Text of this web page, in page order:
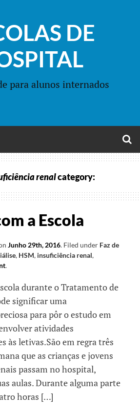
DE
para alunos internados
renalcategory:
a Escola
Junho 29th, 2016. Filed under Faz de
, HSM, insuficiência renal,
.
durante o Tratamento de
significar uma
para pôr o estudo em
atividades
às letivas.São em regra três
que as crianças e jovens
passam no hospital,
aulas. Durante alguma parte
horas […]